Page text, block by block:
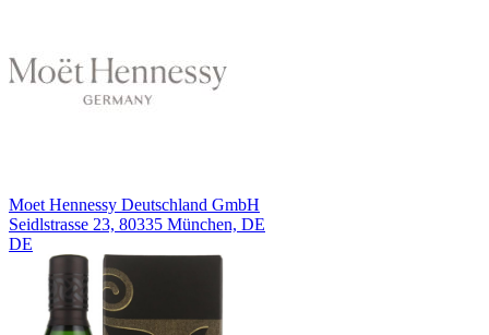
Moet Hennessy Deutschland GmbH
Seidlstrasse 23, 80335 München, DE
DE